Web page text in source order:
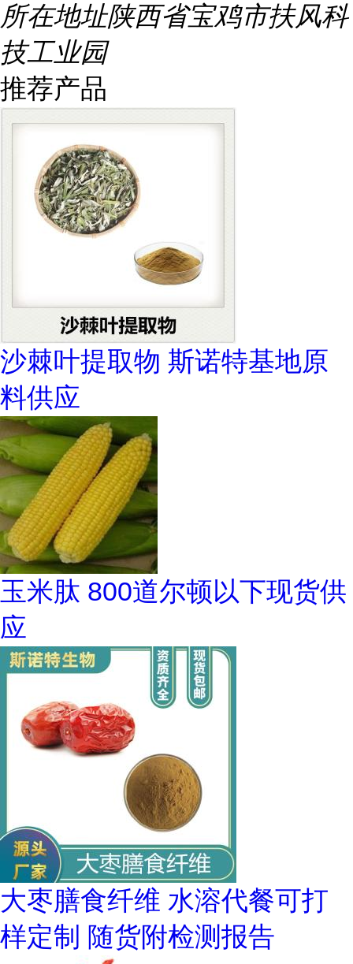
所在地址陕西省宝鸡市扶风科
技工业园
推荐产品
沙棘叶提取物 斯诺特基地原
料供应
玉米肽 800道尔顿以下现货供
应
大枣膳食纤维 水溶代餐可打
样定制 随货附检测报告